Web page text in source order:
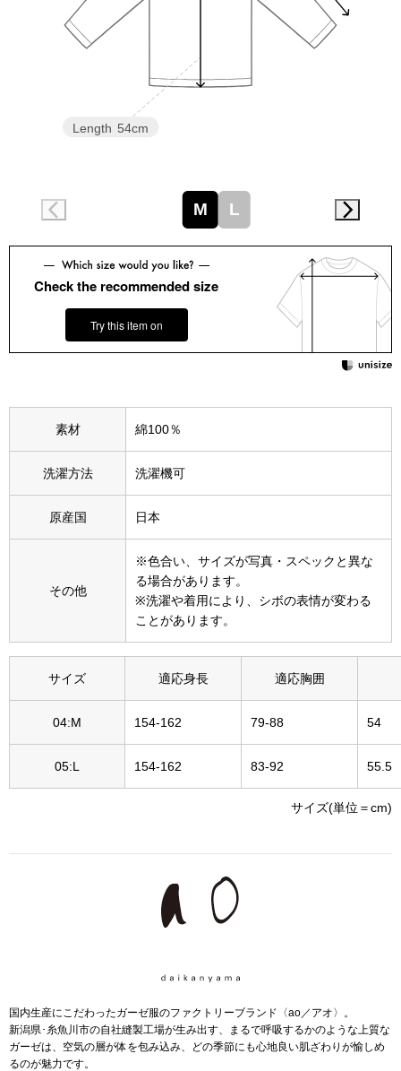
Miss Kyouko／ミスキョウコ
スニーカー
ブーツ
財布／小物
財布／コイン
革小物
ウオッチ
その他
帽子
ネクタイ
ベルト
Length 54cm
M L
Check the recommended size
Try this item on
素材 綿100％
洗濯方法 洗濯機可
原産国 日本
その他
※色合い、サイズが写真・スペックと異な
る場合があります。
※洗濯や着用により、シボの表情が変わる
ことがあります。
サイズ 適応身長 適応胸囲
04:M 154-162 79-88 54
05:L 154-162 83-92 55.5
サイズ(単位＝cm)
国内生産にこだわったガーゼ服のファクトリーブランド〈ao／アオ〉。
新潟県･糸魚川市の自社縫製工場が生み出す、まるで呼吸するかのような上質な
ガーゼは、空気の層が体を包み込み、どの季節にも心地良い肌ざわりが愉しめ
るのが魅力です。